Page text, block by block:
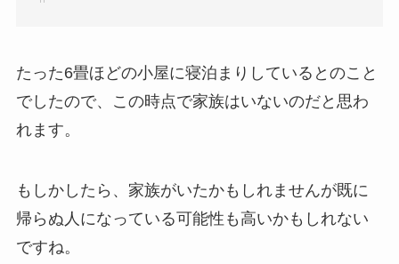
たった6畳ほどの小屋に寝泊まりしているとのこと
でしたので、この時点で家族はいないのだと思わ
れます。
もしかしたら、家族がいたかもしれませんが既に
帰らぬ人になっている可能性も高いかもしれない
ですね。